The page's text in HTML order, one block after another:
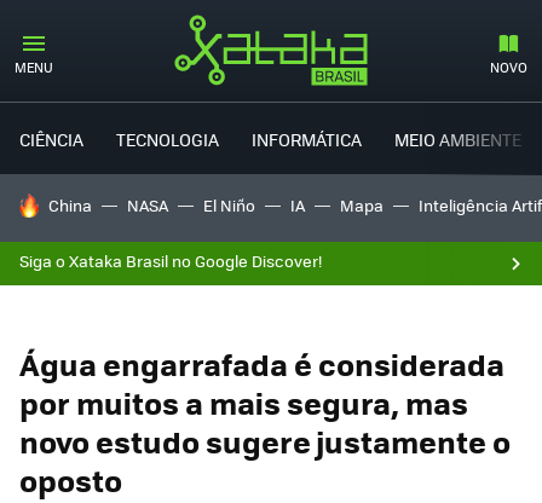
MENU NOVO
CIÊNCIA TECNOLOGIA INFORMÁTICA MEIO AMBIENTE
TENDÊNCIAS DO DIA
China NASA El Niño IA Mapa Inteligência
Siga o Xataka Brasil no Google Discover!
Água engarrafada é considerada
por muitos a mais segura, mas
novo estudo sugere justamente o
oposto